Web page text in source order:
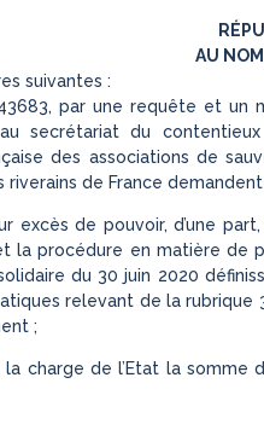
AU
suivantes :
par une requête et
secrétariat du
des associations de
riverains de France demandent
excès de pouvoir, d’une
la procédure en matière de
du 30 juin 2020
relevant de la rubrique
;
la charge de l’Etat la somme